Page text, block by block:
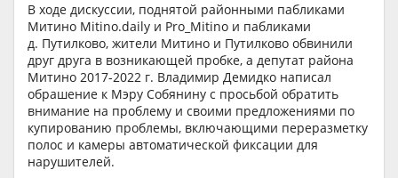
В ходе дискуссии, поднятой районными пабликами
Митино Mitino.daily и Pro_Mitino и пабликами
д. Путилково, жители Митино и Путилково обвинили
друг друга в возникающей пробке, а депутат района
Митино 2017-2022 г. Владимир Демидко написал
обрашение к Мэру Собянину с просьбой обратить
внимание на проблему и своими предложениями по
купированию проблемы, включающими переразметку
полос и камеры автоматической фиксации для
нарушителей.